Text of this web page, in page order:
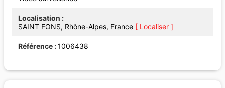
Localisation
SAINT FONS, Rhône-Alpes, France [ Localiser ]
Référence 1006438